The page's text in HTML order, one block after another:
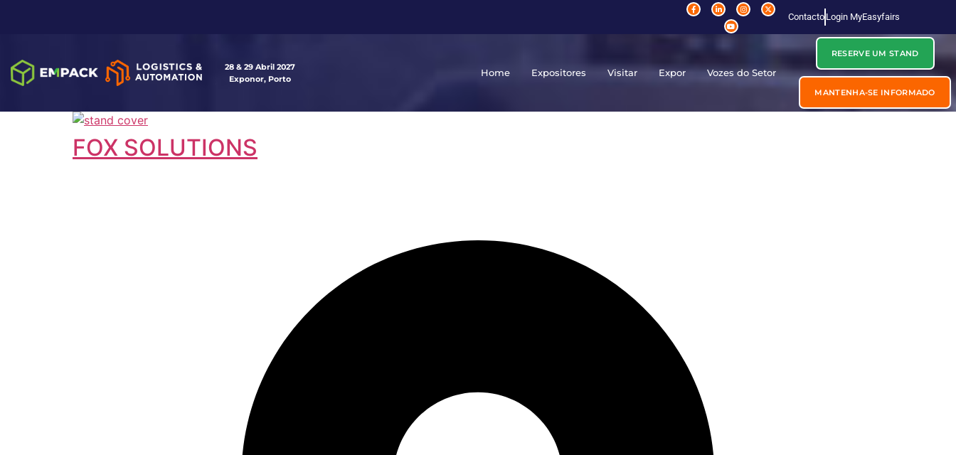
Contacto Login MyEasyfairs
28 & 29 Abril 2027
Exponor, Porto
Home Expositores Visitar Expor Vozes do Setor
RESERVE UM STAND
MANTENHA-SE INFORMADO
FOX SOLUTIONS